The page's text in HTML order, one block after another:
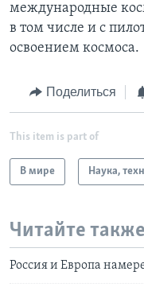
международные
в том числе и с
освоением космоса.
Поделиться
This item is part of
В мире Наука,
Читайте также
Россия и Европа